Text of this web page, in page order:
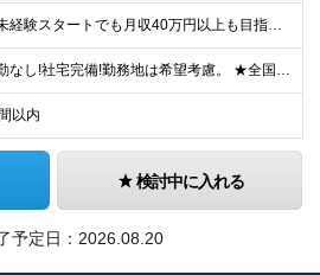
★ 未経験スタートでも月収40万円以上も目指せます！ ★ ★ 試用期間6か月あり／給与・待遇に変更なし ★ ＼パターン①orパターン②で給与形態の選択が可能／ ＜パターン①＞ 月給+交通費+（残業
★転勤なし!社宅完備!勤務地は希望考慮。 ★全国の拠点 ★U・Iターン歓迎! ■関東/東京、神奈川、埼玉、千葉、群馬、栃木、茨城 ■東北/青森、秋田、岩手、宮城、福島、山形 ■関西/大阪、兵庫、京都
以内
検討中に入れる
予定日： 2026.08.20